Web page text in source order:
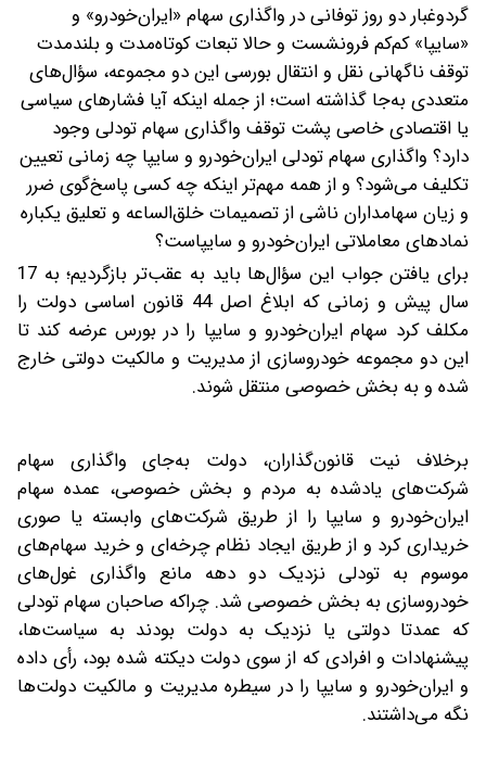
گردوغبار دو روز توفانی در واگذاری سهام «ایران‌خودرو» و
«سایپا» کم‌کم فرونشست و حالا تبعات کوتاه‌مدت و بلندمدت
توقف ناگهانی نقل‌ و انتقال بورسی این دو مجموعه، سؤال‌های
متعددی به‌جا گذاشته است؛ از جمله اینکه آیا فشارهای سیاسی
یا اقتصادی خاصی پشت توقف واگذاری سهام تودلی وجود
دارد؟ واگذاری سهام تودلی ایران‌خودرو و سایپا چه زمانی تعیین
تکلیف می‌شود؟ و از همه مهم‌تر اینکه چه کسی پاسخ‌گوی ضرر
و زیان سهامداران ناشی از تصمیمات خلق‌الساعه و تعلیق یکباره
نمادهای معاملاتی ایران‌خودرو و سایپاست؟
برای یافتن جواب این سؤال‌ها باید به عقب‌تر بازگردیم؛ به 17
سال پیش و زمانی که ابلاغ اصل 44 قانون اساسی دولت را
مکلف کرد سهام ایران‌خودرو و سایپا را در بورس عرضه کند تا
این دو مجموعه خودروسازی از مدیریت و مالکیت دولتی خارج
شده و به بخش خصوصی منتقل شوند.
برخلاف نیت قانون‌گذاران، دولت به‌جای واگذاری سهام
شرکت‌های یادشده به مردم و بخش خصوصی، عمده سهام
ایران‌خودرو و سایپا را از طریق شرکت‌های وابسته یا صوری
خریداری کرد و از طریق ایجاد نظام چرخه‌ای و خرید سهام‌های
موسوم به تودلی نزدیک دو دهه مانع واگذاری غول‌های
خودروسازی به بخش خصوصی شد. چراکه صاحبان سهام تودلی
که عمدتا دولتی یا نزدیک به دولت بودند به سیاست‌ها،
پیشنهادات و افرادی که از سوی دولت دیکته شده بود، رأی داده
و ایران‌خودرو و سایپا را در سیطره مدیریت و مالکیت دولت‌ها
نگه می‌داشتند.